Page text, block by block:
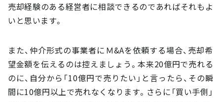
売却経験のある経営者に相談できるのであればそれもよ
いと思います。
また、仲介形式の事業者にＭ&Aを依頼する場合、売却希
望金額を伝えるのは控えましょう。本来20億円で売れる
のに、自分から「10億円で売りたい」と言ったら、その瞬
間に10億円以上で売れなくなります。さらに「買い手側」